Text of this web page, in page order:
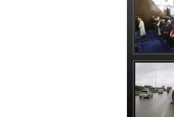
Erbaş,
Veli
teravih